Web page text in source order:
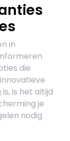
in
die
is het altijd
je
nodig